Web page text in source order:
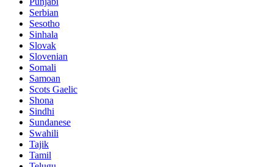
Serbian
Sesotho
Sinhala
Slovak
Slovenian
Somali
Samoan
Scots Gaelic
Shona
Sindhi
Sundanese
Swahili
Tajik
Tamil